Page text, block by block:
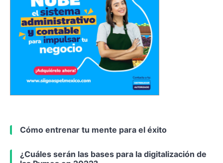
Cómo entrenar tu mente para el éxito
¿Cuáles serán las bases para la digitalización de